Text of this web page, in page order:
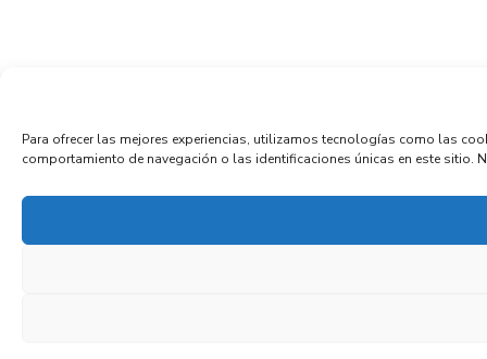
Para ofrecer las mejores experiencias, utilizamos tecnologías como las
comportamiento de navegación o las identificaciones únicas en este sitio.